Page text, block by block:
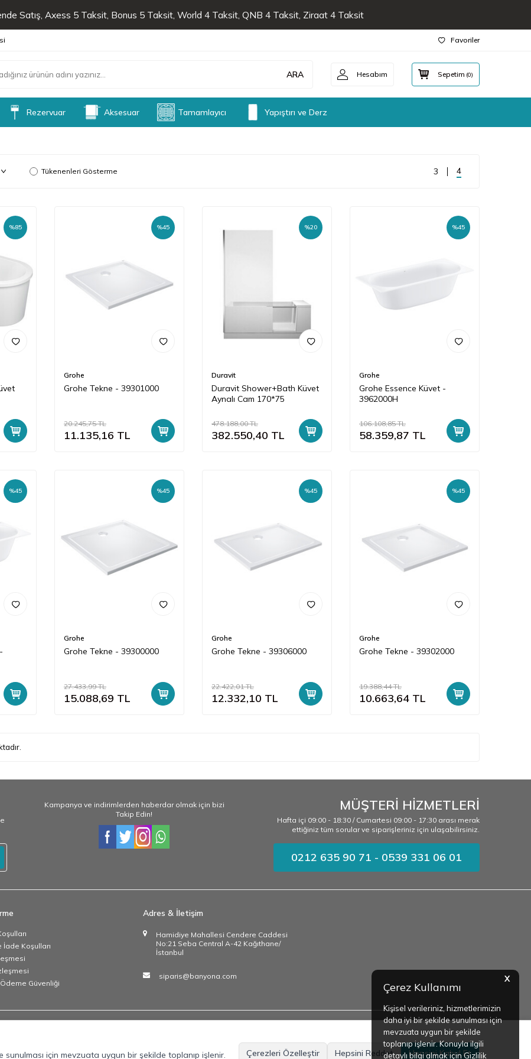
X
Çerez Kullanımı
Kişisel verileriniz, hizmetlerimizin
daha iyi bir şekilde sunulması için
mevzuata uygun bir şekilde
toplanıp işlenir. Konuyla ilgili
detaylı bilgi almak için Gizlilik
Satış, Axess 5 Taksit, Bonus 5 Taksit, World 4 Taksit, QNB 4 Taksit, Ziraat 4 Taksit
Favoriler
ARA Hesabım Sepetim (0)
Rezervuar Aksesuar Tamamlayıcı Yapıştırı ve Derz
Tükenenleri Gösterme 3 4
%85 %45
Grohe
Grohe Tekne - 39301000
20.245,75TL
11.135,16 TL
%20
Duravit
Duravit Shower+Bath Küvet
Aynalı Cam 170*75
478.188,00TL
382.550,40 TL
%45
Grohe
Grohe Essence Küvet -
3962000H
106.108,85TL
58.359,87 TL
%45 %45
Grohe
Grohe Tekne - 39300000
27.433,99TL
15.088,69 TL
%45
Grohe
Grohe Tekne - 39306000
22.422,01TL
12.332,10 TL
%45
Grohe
Grohe Tekne - 39302000
19.388,44TL
10.663,64 TL
Kampanya ve indirimlerden haberdar olmak için bizi
Takip Edin!
MÜŞTERİ HİZMETLERİ
Hafta içi 09:00 - 18:30 / Cumartesi 09:00 - 17:30 arası merak
ettiğiniz tüm sorular ve siparişleriniz için ulaşabilirsiniz.
0212 635 90 71 - 0539 331 06 01
İade Koşulları
Güvenliği
Adres & İletişim
Hamidiye Mahallesi Cendere Caddesi
No:21 Seba Central A-42 Kağıthane/
İstanbul
siparis@banyona.com
için mevzuata uygun bir şekilde toplanıp işlenir. Çerezleri Özelleştir Hepsini Reddet Hepsini Kabul Et